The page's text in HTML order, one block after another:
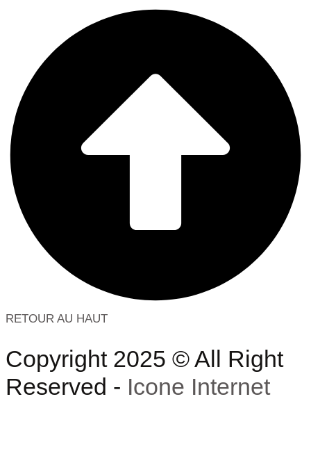
RETOUR AU HAUT
Copyright 2025 © All Right
Reserved - Icone Internet